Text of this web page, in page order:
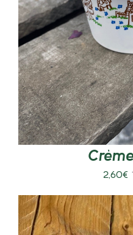
AJOUTER AU
2,60€